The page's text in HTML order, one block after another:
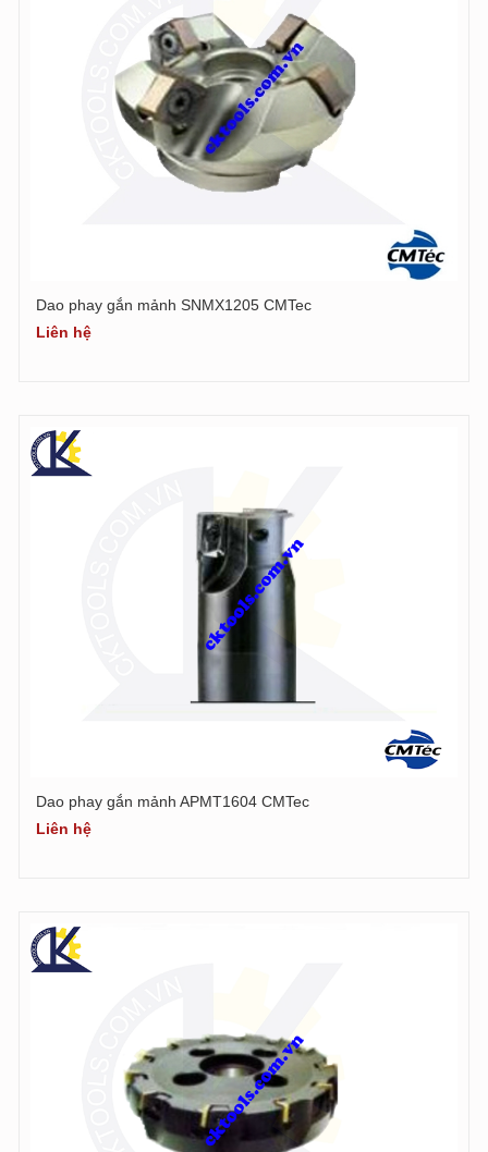
Dao phay gắn mảnh SNMX1205 CMTec
Liên hệ
Dao phay gắn mảnh APMT1604 CMTec
Liên hệ